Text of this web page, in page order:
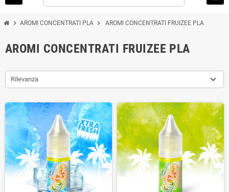
chevron_right AROMI CONCENTRATI PLA chevron_right AROMI CONCENTRATI FRUIZEE PLA
AROMI CONCENTRATI FRUIZEE PLA
Rilevanza